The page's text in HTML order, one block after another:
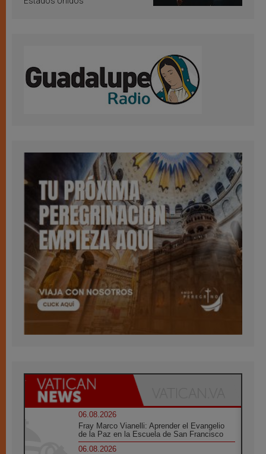
06.08.2026
Fray Marco Vianelli: Aprender el Evangelio
de la Paz en la Escuela de San Francisco
06.08.2026